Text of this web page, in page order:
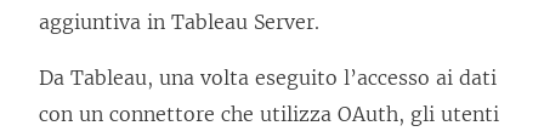
aggiuntiva in Tableau Server.
Da Tableau, una volta eseguito l’accesso ai dati
con un connettore che utilizza OAuth, gli utenti